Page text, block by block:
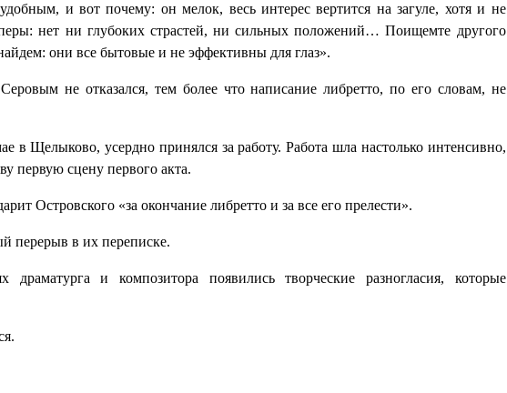
и вот почему: он мелок, весь интерес вертится на загуле, хотя и не
нет ни глубоких страстей, ни сильных положений… Поищемте другого
они все бытовые и не эффективны для глаз».
не отказался, тем более что написание либретто, по его словам, не
в Щелыково, усердно принялся за работу. Работа шла настолько интенсивно,
первую сцену первого акта.
Островского «за окончание либретто и за все его прелести».
перерыв в их переписке.
и композитора появились творческие разногласия, которые